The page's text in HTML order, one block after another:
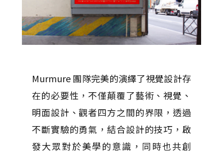
Murmure 團隊完美的演繹了視覺設計存
在的必要性，不僅顛覆了藝術、視覺、
明面設計、觀者四方之間的界限，透過
不斷實驗的勇氣，結合設計的技巧，啟
發大眾對於美學的意識，同時也共創